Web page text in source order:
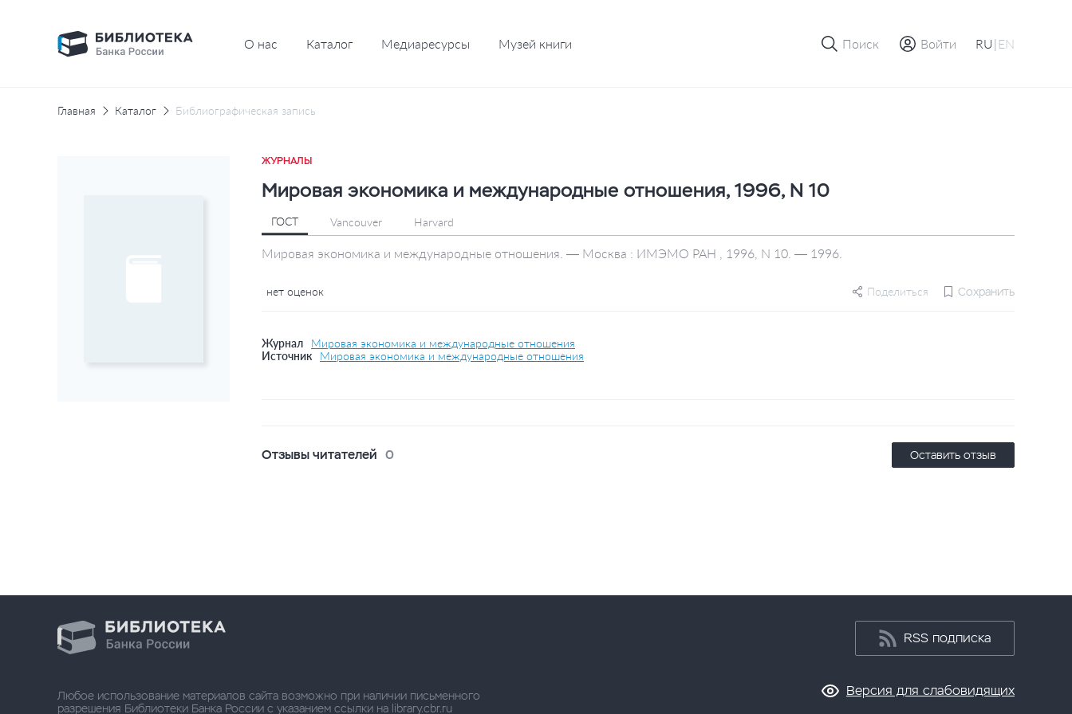
О нас Каталог Медиаресурсы Музей книги Поиск Войти RU| EN
Главная Каталог Библиографическая запись
ЖУРНАЛЫ
Мировая экономика и международные отношения, 1996, N 10
ГОСТ Vancouver Harvard
Мировая экономика и международные отношения. — Москва : ИМЭМО РАН , 1996, N 10. — 1996.
нет оценок Поделиться Сохранить
Журнал
Мировая экономика и международные отношения
Источник
Мировая экономика и международные отношения
Отзывы читателей 0 Оставить отзыв
Любое использование материалов сайта возможно при наличии письменного
разрешения Библиотеки Банка России с указанием ссылки на library.cbr.ru
RSS подписка
Версия для слабовидящих